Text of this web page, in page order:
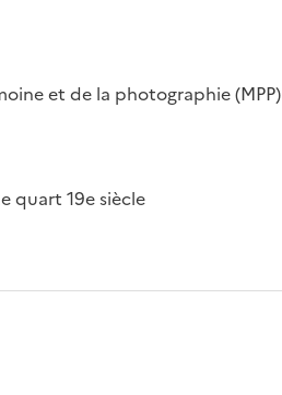
et de la photographie (MPP)
quart 19e siècle